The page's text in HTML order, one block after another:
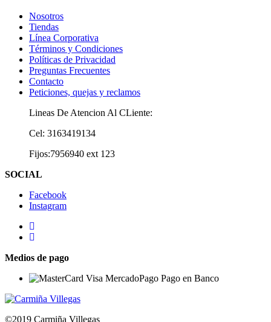
Nosotros
Tiendas
Línea Corporativa
Términos y Condiciones
Políticas de Privacidad
Preguntas Frecuentes
Contacto
Peticiones, quejas y reclamos
Lineas De Atencion Al CLiente:
Cel: 3163419134
Fijos:7956940 ext 123
SOCIAL
Facebook
Instagram
Medios de pago
©2019 Carmiña Villegas